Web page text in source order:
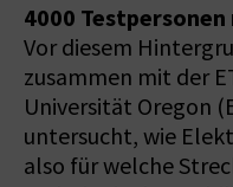
4000
Vor diesem
zusammen mit der
Universität Oregon
untersucht, wie
also für welche